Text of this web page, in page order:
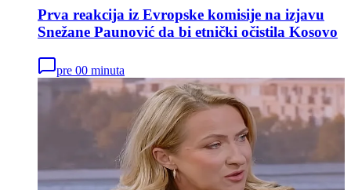
Prva reakcija iz Evropske komisije na izjavu
Snežane Paunović da bi etnički očistila Kosovo
pre 00 minuta